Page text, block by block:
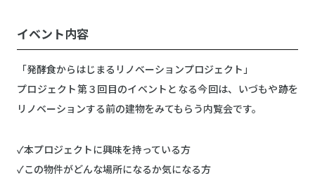
イベント内容
「発酵食からはじまるリノベーションプロジェクト」
プロジェクト第３回目のイベントとなる今回は、いづもや跡を
リノベーションする前の建物をみてもらう内覧会です。
✓本プロジェクトに興味を持っている方
✓この物件がどんな場所になるか気になる方